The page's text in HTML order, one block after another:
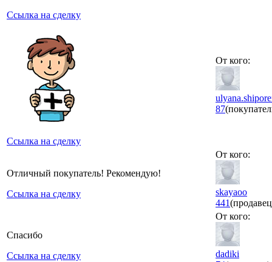
Ссылка на сделку
Ссылка на сделку
От кого:
87
Отличный покупатель! Рекомендую!
Ссылка на сделку
От кого:
skayaoo
441
Спасибо
Ссылка на сделку
От кого:
dadiki